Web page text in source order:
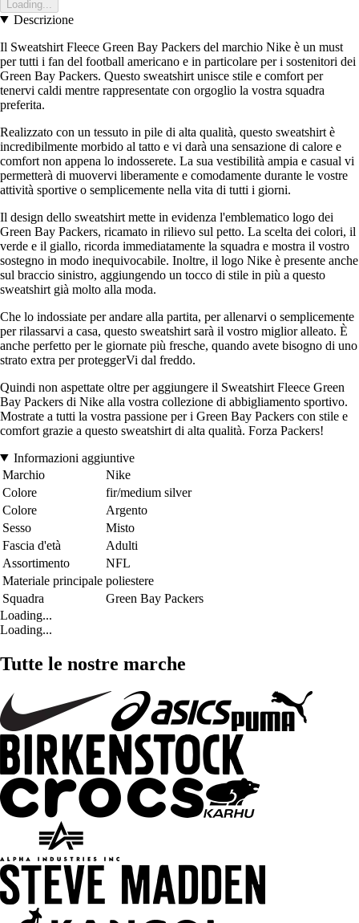
Loading...
Descrizione
Il Sweatshirt Fleece Green Bay Packers del marchio Nike è un must
per tutti i fan del football americano e in particolare per i sostenitori dei
Green Bay Packers. Questo sweatshirt unisce stile e comfort per
tenervi caldi mentre rappresentate con orgoglio la vostra squadra
preferita.
Realizzato con un tessuto in pile di alta qualità, questo sweatshirt è
incredibilmente morbido al tatto e vi darà una sensazione di calore e
comfort non appena lo indosserete. La sua vestibilità ampia e casual vi
permetterà di muovervi liberamente e comodamente durante le vostre
attività sportive o semplicemente nella vita di tutti i giorni.
Il design dello sweatshirt mette in evidenza l'emblematico logo dei
Green Bay Packers, ricamato in rilievo sul petto. La scelta dei colori, il
verde e il giallo, ricorda immediatamente la squadra e mostra il vostro
sostegno in modo inequivocabile. Inoltre, il logo Nike è presente anche
sul braccio sinistro, aggiungendo un tocco di stile in più a questo
sweatshirt già molto alla moda.
Che lo indossiate per andare alla partita, per allenarvi o semplicemente
per rilassarvi a casa, questo sweatshirt sarà il vostro miglior alleato. È
anche perfetto per le giornate più fresche, quando avete bisogno di uno
strato extra per proteggerVi dal freddo.
Quindi non aspettate oltre per aggiungere il Sweatshirt Fleece Green
Bay Packers di Nike alla vostra collezione di abbigliamento sportivo.
Mostrate a tutti la vostra passione per i Green Bay Packers con stile e
comfort grazie a questo sweatshirt di alta qualità. Forza Packers!
Informazioni aggiuntive
Marchio
Nike
Colore
fir/medium silver
Colore
Argento
Sesso
Misto
Fascia d'età
Adulti
Assortimento
NFL
Materiale principale poliestere
Squadra
Green Bay Packers
Loading...
Loading...
Tutte le nostre marche